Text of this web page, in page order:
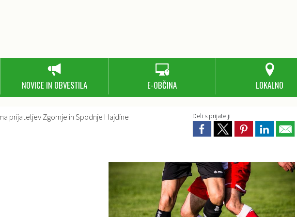
NOVICE IN OBVESTILA E-OBČINA LOKALNO
Deli s prijatelji
prijateljev Zgornje in Spodnje Hajdine